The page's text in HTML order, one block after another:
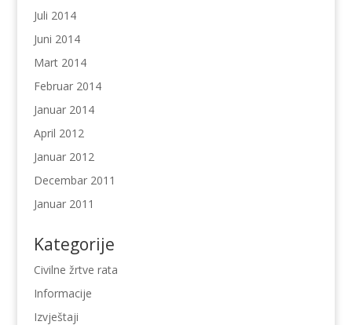
Juli 2014
Juni 2014
Mart 2014
Februar 2014
Januar 2014
April 2012
Januar 2012
Decembar 2011
Januar 2011
Kategorije
Civilne žrtve rata
Informacije
Izvještaji